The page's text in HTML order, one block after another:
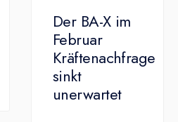
Der BA-X im
Februar
Kräftenachfrage
sinkt
unerwartet